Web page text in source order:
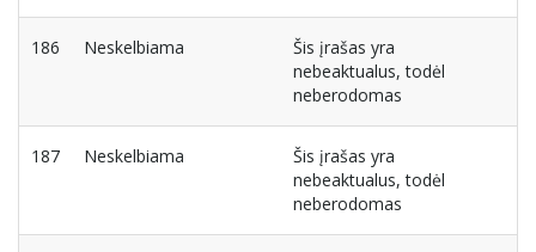
186 Neskelbiama
Šis įrašas yra
nebeaktualus, todėl
neberodomas
187 Neskelbiama
Šis įrašas yra
nebeaktualus, todėl
neberodomas